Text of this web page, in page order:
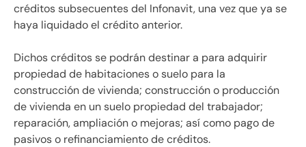
créditos subsecuentes del Infonavit, una vez que ya se
haya liquidado el crédito anterior.
Dichos créditos se podrán destinar a para adquirir
propiedad de habitaciones o suelo para la
construcción de vivienda; construcción o producción
de vivienda en un suelo propiedad del trabajador;
reparación, ampliación o mejoras; así como pago de
pasivos o refinanciamiento de créditos.